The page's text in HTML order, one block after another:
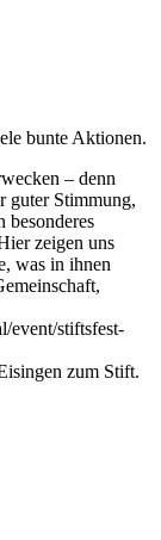
bunte Aktionen.
– denn
guter Stimmung,
besonderes
zeigen uns
was in ihnen
event/stiftsfest-
zum Stift.